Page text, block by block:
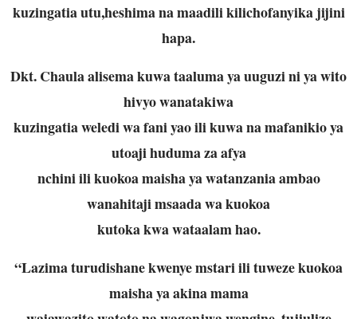
kuzingatia utu,heshima na maadili kilichofanyika jijini
hapa.
Dkt. Chaula alisema kuwa taaluma ya uuguzi ni ya wito
hivyo wanatakiwa
kuzingatia weledi wa fani yao ili kuwa na mafanikio ya
utoaji huduma za afya
nchini ili kuokoa maisha ya watanzania ambao
wanahitaji msaada wa kuokoa
kutoka kwa wataalam hao.
“Lazima turudishane kwenye mstari ili tuweze kuokoa
maisha ya akina mama